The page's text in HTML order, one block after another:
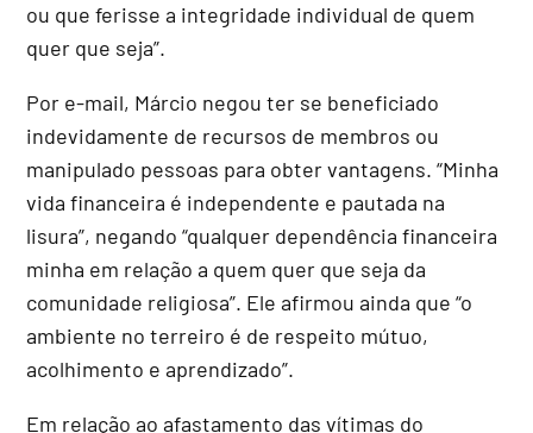
ou que ferisse a integridade individual de quem
quer que seja”.
Por e-mail, Márcio negou ter se beneficiado
indevidamente de recursos de membros ou
manipulado pessoas para obter vantagens. “Minha
vida financeira é independente e pautada na
lisura”, negando “qualquer dependência financeira
minha em relação a quem quer que seja da
comunidade religiosa”. Ele afirmou ainda que “o
ambiente no terreiro é de respeito mútuo,
acolhimento e aprendizado”.
Em relação ao afastamento das vítimas do